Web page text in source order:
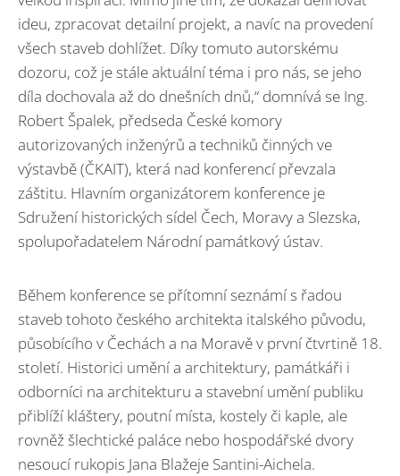
ideu, zpracovat detailní projekt, a navíc na provedení
všech staveb dohlížet. Díky tomuto autorskému
dozoru, což je stále aktuální téma i pro nás, se jeho
díla dochovala až do dnešních dnů,“ domnívá se Ing.
Robert Špalek, předseda České komory
autorizovaných inženýrů a techniků činných ve
výstavbě (ČKAIT), která nad konferencí převzala
záštitu. Hlavním organizátorem konference je
Sdružení historických sídel Čech, Moravy a Slezska,
spolupořadatelem Národní památkový ústav.
Během konference se přítomní seznámí s řadou
staveb tohoto českého architekta italského původu,
působícího v Čechách a na Moravě v první čtvrtině 18.
století. Historici umění a architektury, památkáři i
odborníci na architekturu a stavební umění publiku
přiblíží kláštery, poutní místa, kostely či kaple, ale
rovněž šlechtické paláce nebo hospodářské dvory
nesoucí rukopis Jana Blažeje Santini-⁠Aichela.